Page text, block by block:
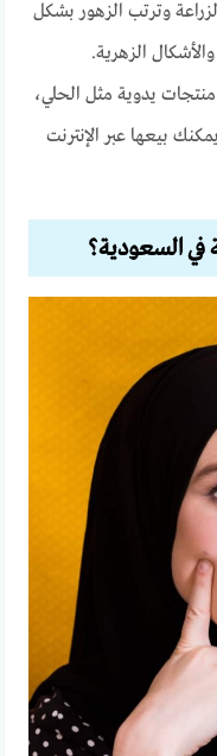
وترتب الزهور بشكل
الزهرية.
يدوية مثل الحلي،
بيعها عبر الإنترنت
في السعودية؟